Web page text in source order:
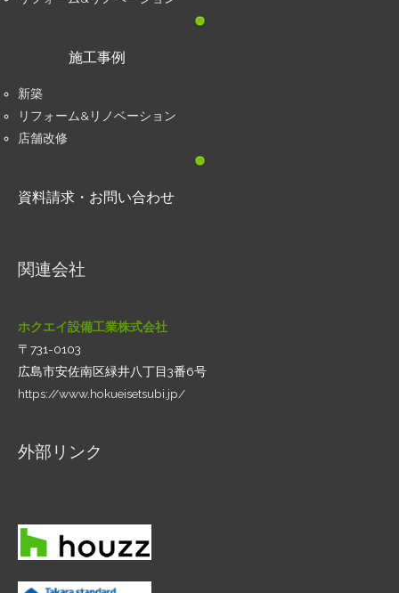
施工事例
新築
リフォーム&リノベーション
店舗改修
資料請求・お問い合わせ
関連会社
ホクエイ設備工業株式会社
〒731-0103
広島市安佐南区緑井八丁目3番6号
https://www.hokueisetsubi.jp/
外部リンク